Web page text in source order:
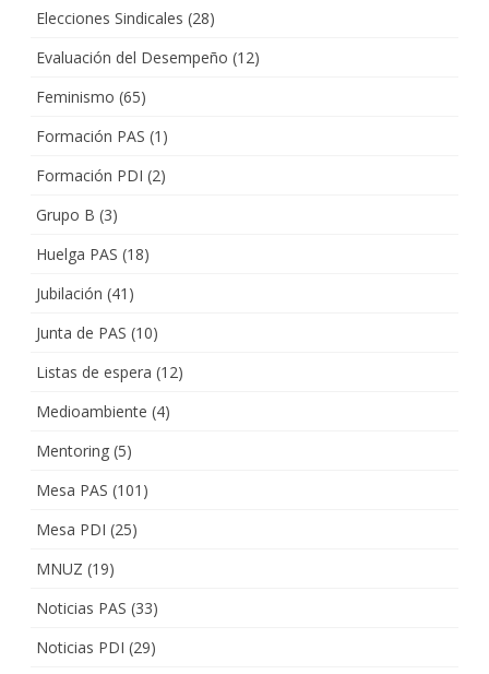
Elecciones Sindicales (28)
Evaluación del Desempeño (12)
Feminismo (65)
Formación PAS (1)
Formación PDI (2)
Grupo B (3)
Huelga PAS (18)
Jubilación (41)
Junta de PAS (10)
Listas de espera (12)
Medioambiente (4)
Mentoring (5)
Mesa PAS (101)
Mesa PDI (25)
MNUZ (19)
Noticias PAS (33)
Noticias PDI (29)